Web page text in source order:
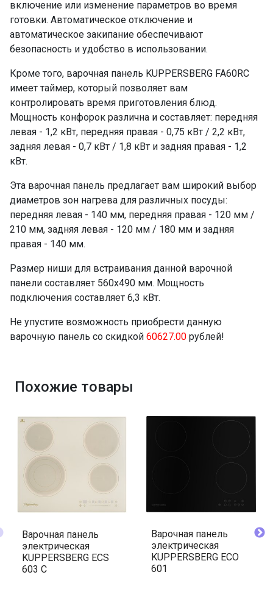
включение или изменение параметров во время
готовки. Автоматическое отключение и
автоматическое закипание обеспечивают
безопасность и удобство в использовании.
Кроме того, варочная панель KUPPERSBERG FA60RC
имеет таймер, который позволяет вам
контролировать время приготовления блюд.
Мощность конфорок различна и составляет: передняя
левая - 1,2 кВт, передняя правая - 0,75 кВт / 2,2 кВт,
задняя левая - 0,7 кВт / 1,8 кВт и задняя правая - 1,2
кВт.
Эта варочная панель предлагает вам широкий выбор
диаметров зон нагрева для различных посуды:
передняя левая - 140 мм, передняя правая - 120 мм /
210 мм, задняя левая - 120 мм / 180 мм и задняя
правая - 140 мм.
Размер ниши для встраивания данной варочной
панели составляет 560x490 мм. Мощность
подключения составляет 6,3 кВт.
Не упустите возможность приобрести данную
варочную панель со скидкой 60627.00 рублей!
Похожие товары
Варочная панель
электрическая
KUPPERSBERG ECS
603 C
Варочная панель
электрическая
KUPPERSBERG ECO
601